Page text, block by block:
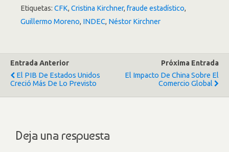
Etiquetas: CFK, Cristina Kirchner, fraude estadístico,
Guillermo Moreno, INDEC, Néstor Kirchner
Entrada Anterior
El PIB De Estados Unidos
Creció Más De Lo Previsto
Próxima Entrada
El Impacto De China Sobre El
Comercio Global
Deja una respuesta